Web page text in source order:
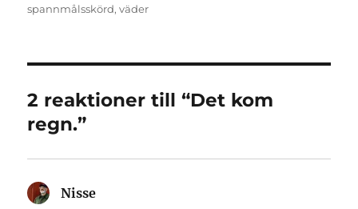
spannmålsskörd,väder
2 reaktioner till “Det kom
regn.”
Nisse